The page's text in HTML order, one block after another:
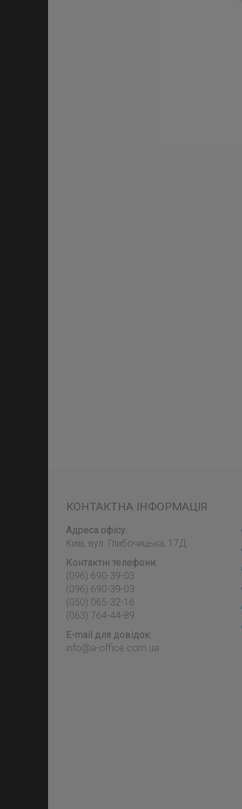
КОНТАКТНА ІНФОРМАЦІЯ
Адреса офісу:
Київ, вул. Глибочицька, 17Д
Контактні телефони:
(096) 690-39-03
‎(096) 690-39-03
‎(050) 065-32-16
‎(063) 764-44-89
E-mail для довідок:
info@a-office.com.ua